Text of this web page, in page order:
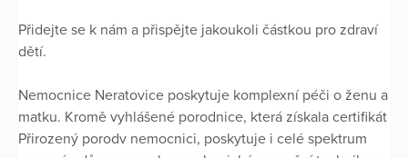
Přidejte se k nám a přispějte jakoukoli částkou pro zdraví
dětí.
Nemocnice Neratovice poskytuje komplexní péči o ženu a
matku. Kromě vyhlášené porodnice, která získala certifikát
Přirozený porodv nemocnici, poskytuje i celé spektrum